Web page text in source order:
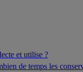
et utilise ?
de temps les